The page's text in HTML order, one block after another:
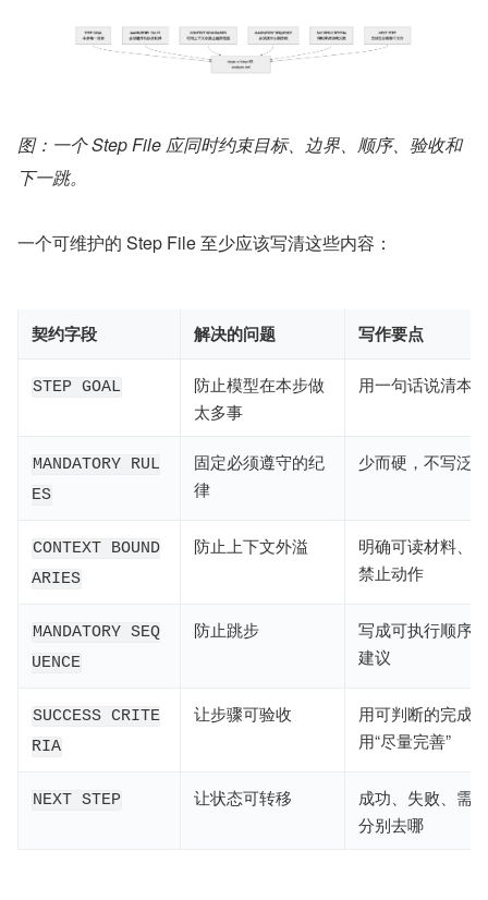
图：一个 Step File 应同时约束目标、边界、顺序、验收和
下一跳。
一个可维护的 Step File 至少应该写清这些内容：
契约字段 解决的问题 写作要点
STEP GOAL
防止模型在本步做
太多事
用一句话说清本
MANDATORY RUL
ES
固定必须遵守的纪
律
少而硬，不写泛
CONTEXT BOUND
ARIES
防止上下文外溢
明确可读材料、
禁止动作
MANDATORY SEQ
UENCE
防止跳步
写成可执行顺序
建议
SUCCESS CRITE
RIA
让步骤可验收
用可判断的完成
用“尽量完善”
NEXT STEP 让状态可转移
成功、失败、需
分别去哪